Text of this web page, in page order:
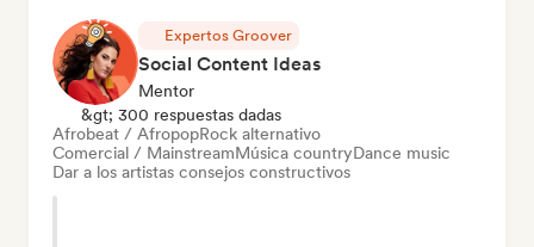
Expertos Groover
Social Content Ideas
Mentor
&gt; 300 respuestas dadas
Afrobeat / AfropopRock alternativo
Comercial / MainstreamMúsica countryDance music
Dar a los artistas consejos constructivos